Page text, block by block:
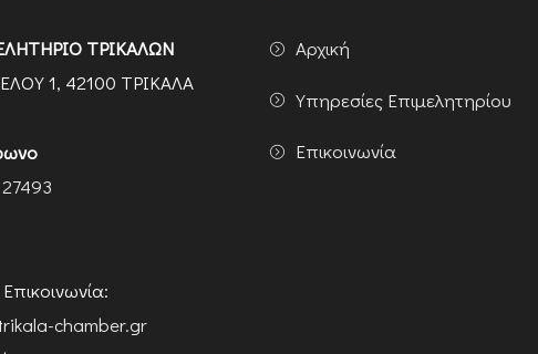
ΤΡΙΚΑΛΩΝ
1, 42100 ΤΡΙΚΑΛΑ
Επικοινωνία:
chamber.gr
Αρχική
Υπηρεσίες Επιμελητηρίου
Επικοινωνία